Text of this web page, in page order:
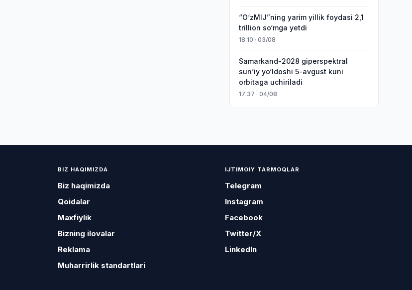
“O‘zMIJ”ning yarim yillik foydasi 2,1
trillion so‘mga yetdi
18:10 · 03/08
Samarkand-2028 giperspektral
sun’iy yo‘ldoshi 5-avgust kuni
orbitaga uchiriladi
17:37 · 04/08
BIZ HAQIMIZDA
Biz haqimizda
Qoidalar
Maxfiylik
Bizning ilovalar
Reklama
Muharrirlik standartlari
IJTIMOIY TARMOQLAR
Telegram
Instagram
Facebook
Twitter/X
LinkedIn